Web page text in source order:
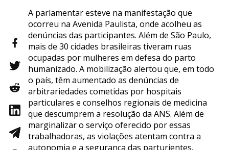
A parlamentar esteve na manifestação que
ocorreu na Avenida Paulista, onde acolheu as
denúncias das participantes. Além de São Paulo,
mais de 30 cidades brasileiras tiveram ruas
ocupadas por mulheres em defesa do parto
humanizado. A mobilização alertou que, em todo
o país, têm aumentado as denúncias de
arbitrariedades cometidas por hospitais
particulares e conselhos regionais de medicina
que descumprem a resolução da ANS. Além de
marginalizar o serviço oferecido por essas
trabalhadoras, as violações atentam contra a
autonomia e a segurança das parturientes.